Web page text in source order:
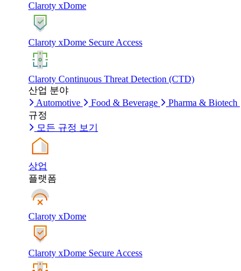
Claroty xDome
Claroty xDome Secure Access
Claroty Continuous Threat Detection (CTD)
산업 분야
Automotive
Food & Beverage Pharma & Biotech
규정
모든 규정 보기
상업
플랫폼
Claroty xDome
Claroty xDome Secure Access